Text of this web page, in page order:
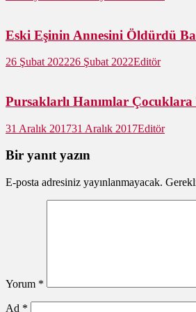
Eski Eşinin Annesini Öldürdü
26 Şubat 202226 Şubat 2022Editör
Pursaklarlı Hanımlar Çocuklara
31 Aralık 201731 Aralık 2017Editör
Bir yanıt yazın
E-posta adresiniz yayınlanmayacak.
Yorum *
Ad *